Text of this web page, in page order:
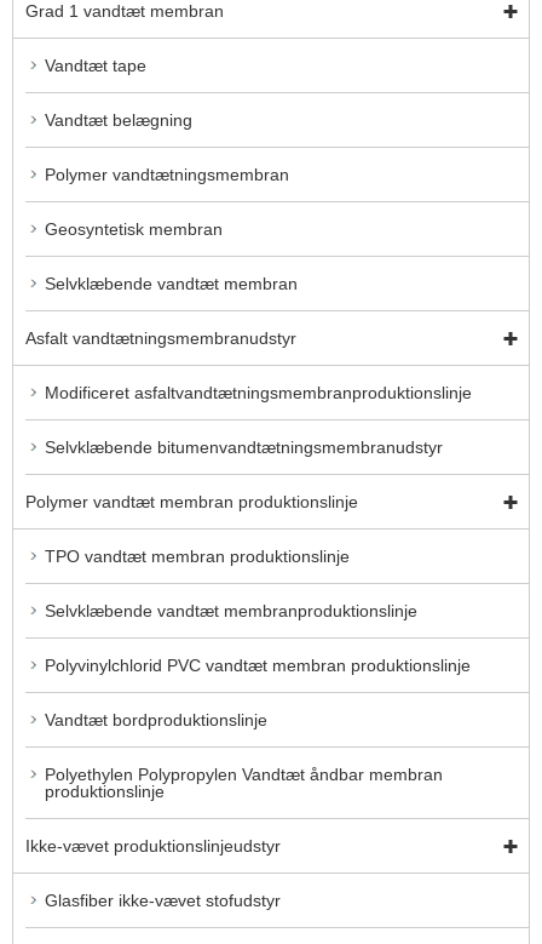
Grad 1 vandtæt membran
Vandtæt tape
Vandtæt belægning
Polymer vandtætningsmembran
Geosyntetisk membran
Selvklæbende vandtæt membran
Asfalt vandtætningsmembranudstyr
Modificeret asfaltvandtætningsmembranproduktionslinje
Selvklæbende bitumenvandtætningsmembranudstyr
Polymer vandtæt membran produktionslinje
TPO vandtæt membran produktionslinje
Selvklæbende vandtæt membranproduktionslinje
Polyvinylchlorid PVC vandtæt membran produktionslinje
Vandtæt bordproduktionslinje
Polyethylen Polypropylen Vandtæt åndbar membran
produktionslinje
Ikke-vævet produktionslinjeudstyr
Glasfiber ikke-vævet stofudstyr